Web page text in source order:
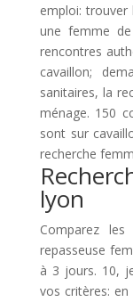
emploi: trouver
une femme
rencontres
cavaillon;
sanitaires, la
ménage. 150
sont sur
recherche
lyon
Comparez
repasseuse
à 3 jours. 10,
vos critères: